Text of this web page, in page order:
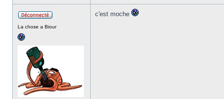
ligne
La chose a Biour
c'est moche